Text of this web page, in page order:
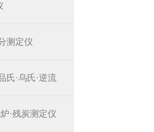
测定仪
氏·乌氏·逆流
·残炭测定仪